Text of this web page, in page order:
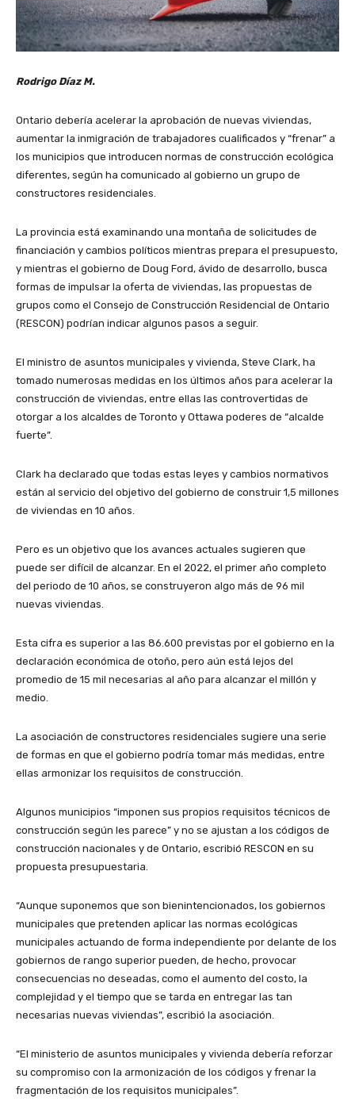
Rodrigo Díaz M.
Ontario debería acelerar la aprobación de nuevas viviendas,
aumentar la inmigración de trabajadores cualificados y “frenar” a
los municipios que introducen normas de construcción ecológica
diferentes, según ha comunicado al gobierno un grupo de
constructores residenciales.
La provincia está examinando una montaña de solicitudes de
financiación y cambios políticos mientras prepara el presupuesto,
y mientras el gobierno de Doug Ford, ávido de desarrollo, busca
formas de impulsar la oferta de viviendas, las propuestas de
grupos como el Consejo de Construcción Residencial de Ontario
(RESCON) podrían indicar algunos pasos a seguir.
El ministro de asuntos municipales y vivienda, Steve Clark, ha
tomado numerosas medidas en los últimos años para acelerar la
construcción de viviendas, entre ellas las controvertidas de
otorgar a los alcaldes de Toronto y Ottawa poderes de “alcalde
fuerte”.
Clark ha declarado que todas estas leyes y cambios normativos
están al servicio del objetivo del gobierno de construir 1,5 millones
de viviendas en 10 años.
Pero es un objetivo que los avances actuales sugieren que
puede ser difícil de alcanzar. En el 2022, el primer año completo
del periodo de 10 años, se construyeron algo más de 96 mil
nuevas viviendas.
Esta cifra es superior a las 86.600 previstas por el gobierno en la
declaración económica de otoño, pero aún está lejos del
promedio de 15 mil necesarias al año para alcanzar el millón y
medio.
La asociación de constructores residenciales sugiere una serie
de formas en que el gobierno podría tomar más medidas, entre
ellas armonizar los requisitos de construcción.
Algunos municipios “imponen sus propios requisitos técnicos de
construcción según les parece” y no se ajustan a los códigos de
construcción nacionales y de Ontario, escribió RESCON en su
propuesta presupuestaria.
“Aunque suponemos que son bienintencionados, los gobiernos
municipales que pretenden aplicar las normas ecológicas
municipales actuando de forma independiente por delante de los
gobiernos de rango superior pueden, de hecho, provocar
consecuencias no deseadas, como el aumento del costo, la
complejidad y el tiempo que se tarda en entregar las tan
necesarias nuevas viviendas”, escribió la asociación.
“El ministerio de asuntos municipales y vivienda debería reforzar
su compromiso con la armonización de los códigos y frenar la
fragmentación de los requisitos municipales”.